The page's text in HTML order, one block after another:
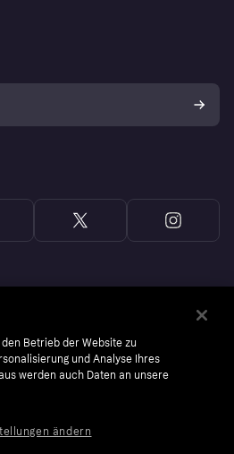
Betrieb der Website zu
und Analyse Ihres
werden auch Daten an unsere
ändern